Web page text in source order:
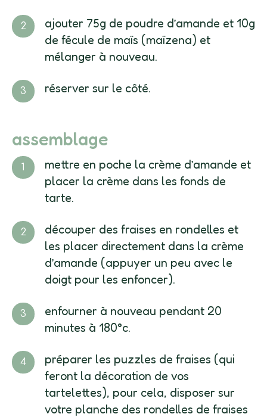
ajouter 75g de poudre d’amande et 10g
de fécule de maïs (maïzena) et
mélanger à nouveau.
réserver sur le côté.
assemblage
mettre en poche la crème d’amande et
placer la crème dans les fonds de
tarte.
découper des fraises en rondelles et
les placer directement dans la crème
d’amande (appuyer un peu avec le
doigt pour les enfoncer).
enfourner à nouveau pendant 20
minutes à 180°c.
préparer les puzzles de fraises (qui
feront la décoration de vos
tartelettes), pour cela, disposer sur
votre planche des rondelles de fraises